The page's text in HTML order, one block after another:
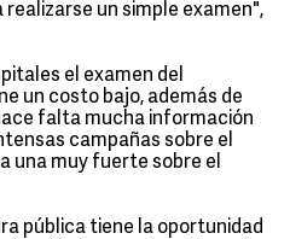
realizarse un simple examen",
el examen del
un costo bajo, además de
falta mucha información
campañas sobre el
una muy fuerte sobre el
pública tiene la oportunidad